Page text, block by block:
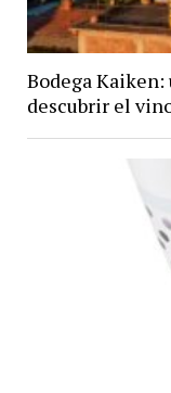
Bodega Kaiken:
descubrir el